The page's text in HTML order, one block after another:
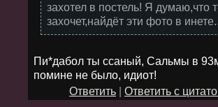
захотел в постель! Я думаю,что
захочет,найдёт эти фото в
Пи*дабол ты ссаный, Сальмы в
помине не было, идиот!
Ответить
Ответить с